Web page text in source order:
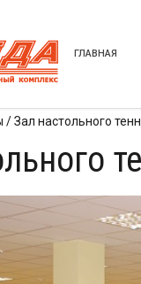
ГЛАВНАЯ
/Зал настольного